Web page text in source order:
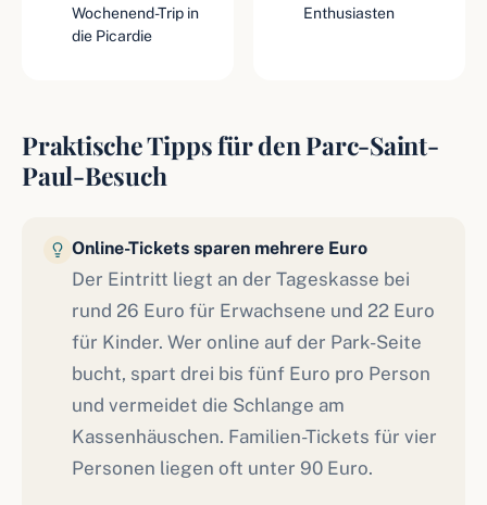
Wochenend-Trip in
die Picardie
Enthusiasten
Praktische Tipps für den Parc-Saint-
Paul-Besuch
Online-Tickets sparen mehrere Euro
Der Eintritt liegt an der Tageskasse bei
rund 26 Euro für Erwachsene und 22 Euro
für Kinder. Wer online auf der Park-Seite
bucht, spart drei bis fünf Euro pro Person
und vermeidet die Schlange am
Kassenhäuschen. Familien-Tickets für vier
Personen liegen oft unter 90 Euro.